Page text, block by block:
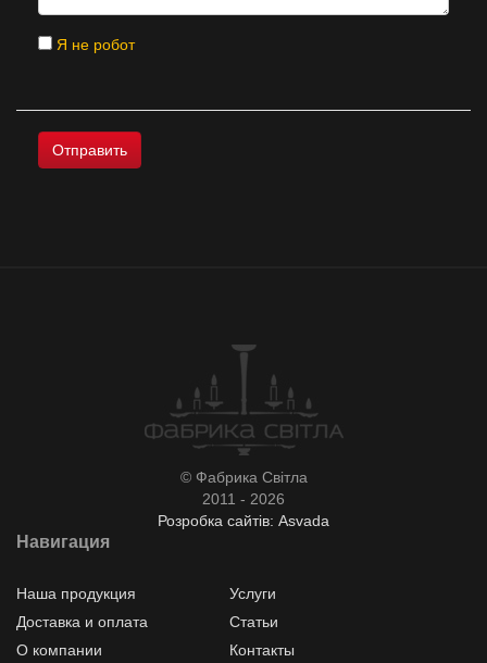
Я не робот
© Фабрика Світла
2011 - 2026
Розробка сайтів: Asvada
Навигация
Наша продукция
Услуги
Доставка и оплата
Статьи
О компании
Контакты